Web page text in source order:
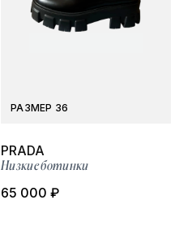
РАЗМЕР 36
PRADA
Низкие ботинки
65 000 ₽